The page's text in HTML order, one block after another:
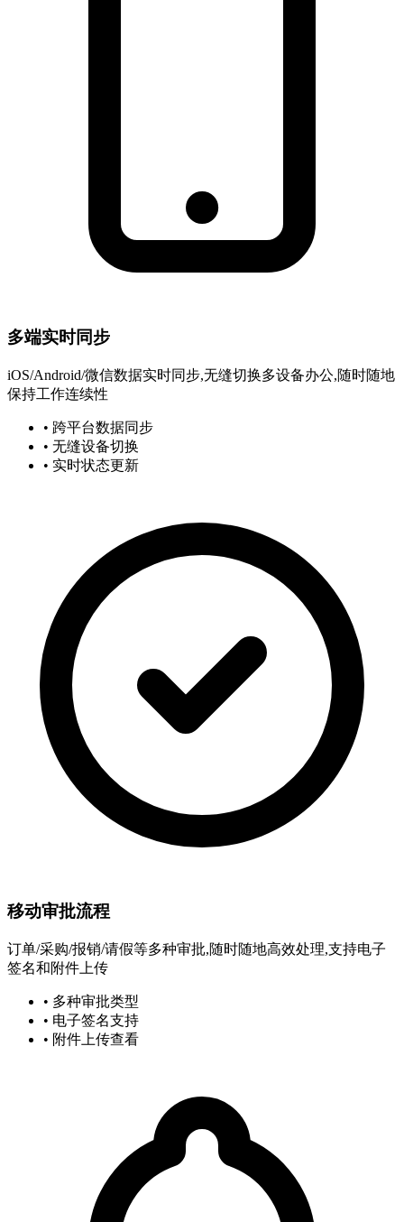
多端实时同步
iOS/Android/微信数据实时同步,无缝切换多设备办公,随时随地
保持工作连续性
• 跨平台数据同步
• 无缝设备切换
• 实时状态更新
移动审批流程
订单/采购/报销/请假等多种审批,随时随地高效处理,支持电子
签名和附件上传
• 多种审批类型
• 电子签名支持
• 附件上传查看